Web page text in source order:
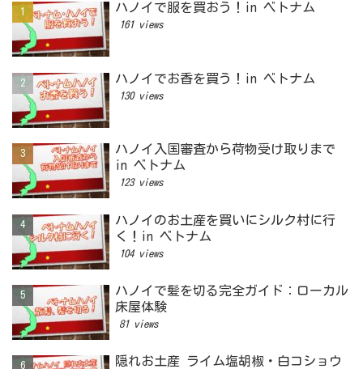
ハノイで服を買おう！in ベトナム
161 views
ハノイでお香を買う！in ベトナム
130 views
ハノイ入国審査から荷物受け取りまで
in ベトナム
123 views
ハノイのお土産を買いにシルク村に行
く！in ベトナム
104 views
ハノイで髪を切る完全ガイド：ローカル
床屋体験
81 views
隠れお土産 ライム塩胡椒・白コショウ